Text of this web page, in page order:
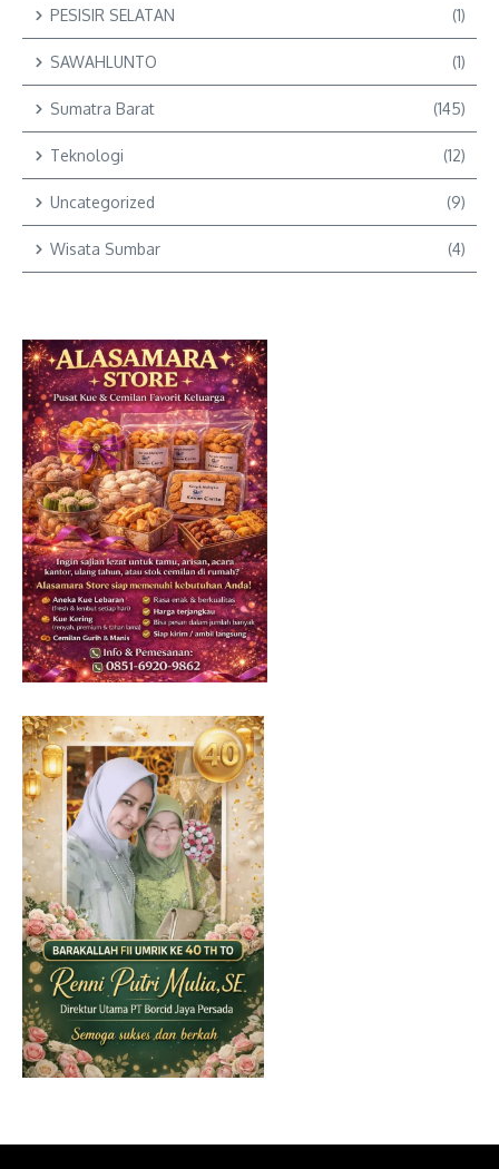
PESISIR SELATAN (1)
SAWAHLUNTO (1)
Sumatra Barat (145)
Teknologi (12)
Uncategorized (9)
Wisata Sumbar (4)